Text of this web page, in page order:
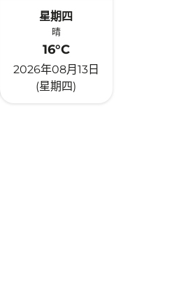
星期四
晴
16°C
2026年08月13日
(星期四)